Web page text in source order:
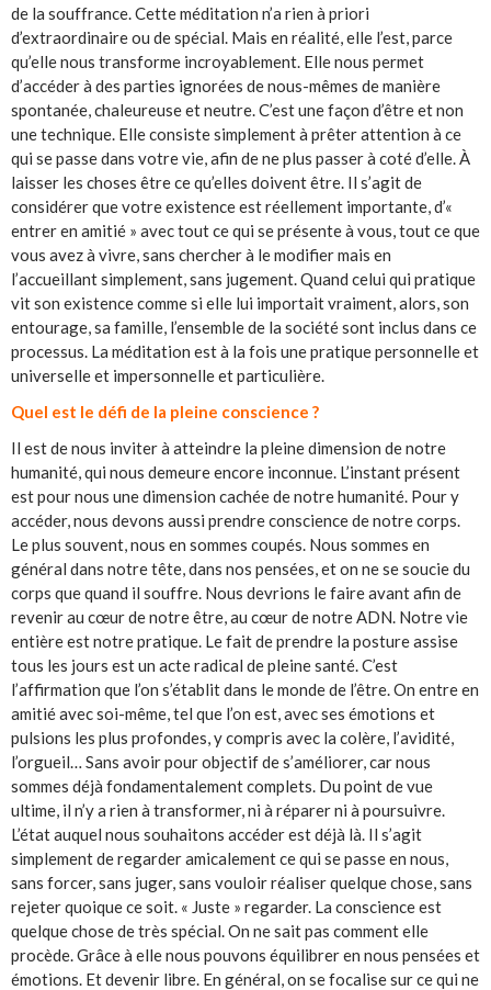
de la souffrance. Cette méditation n’a rien à priori
d’extraordinaire ou de spécial. Mais en réalité, elle l’est, parce
qu’elle nous transforme incroyablement. Elle nous permet
d’accéder à des parties ignorées de nous-mêmes de manière
spontanée, chaleureuse et neutre. C’est une façon d’être et non
une technique. Elle consiste simplement à prêter attention à ce
qui se passe dans votre vie, afin de ne plus passer à coté d’elle. À
laisser les choses être ce qu’elles doivent être. Il s’agit de
considérer que votre existence est réellement importante, d’«
entrer en amitié » avec tout ce qui se présente à vous, tout ce que
vous avez à vivre, sans chercher à le modifier mais en
l’accueillant simplement, sans jugement. Quand celui qui pratique
vit son existence comme si elle lui importait vraiment, alors, son
entourage, sa famille, l’ensemble de la société sont inclus dans ce
processus. La méditation est à la fois une pratique personnelle et
universelle et impersonnelle et particulière.
Quel est le défi de la pleine conscience ?
Il est de nous inviter à atteindre la pleine dimension de notre
humanité, qui nous demeure encore inconnue. L’instant présent
est pour nous une dimension cachée de notre humanité. Pour y
accéder, nous devons aussi prendre conscience de notre corps.
Le plus souvent, nous en sommes coupés. Nous sommes en
général dans notre tête, dans nos pensées, et on ne se soucie du
corps que quand il souffre. Nous devrions le faire avant afin de
revenir au cœur de notre être, au cœur de notre ADN. Notre vie
entière est notre pratique. Le fait de prendre la posture assise
tous les jours est un acte radical de pleine santé. C’est
l’affirmation que l’on s’établit dans le monde de l’être. On entre en
amitié avec soi-même, tel que l’on est, avec ses émotions et
pulsions les plus profondes, y compris avec la colère, l’avidité,
l’orgueil… Sans avoir pour objectif de s’améliorer, car nous
sommes déjà fondamentalement complets. Du point de vue
ultime, il n’y a rien à transformer, ni à réparer ni à poursuivre.
L’état auquel nous souhaitons accéder est déjà là. Il s’agit
simplement de regarder amicalement ce qui se passe en nous,
sans forcer, sans juger, sans vouloir réaliser quelque chose, sans
rejeter quoique ce soit. « Juste » regarder. La conscience est
quelque chose de très spécial. On ne sait pas comment elle
procède. Grâce à elle nous pouvons équilibrer en nous pensées et
émotions. Et devenir libre. En général, on se focalise sur ce qui ne